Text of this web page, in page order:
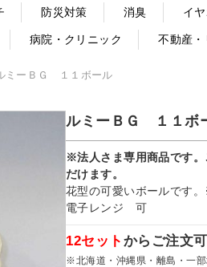
防災対策 消臭 イ
病院・クリニック 不動産
ミーＢＧ １１ボール
ルミーＢＧ １１ボ
※法人さま専用商品です
だけます。
花型の可愛いボールです
電子レンジ 可
12セット からご注文
※北海道・沖縄県・離島・一部